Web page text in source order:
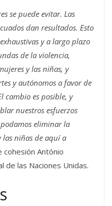
se puede evitar. Las
dan resultados. Esto
y a largo plazo
de la violencia,
y las niñas, y
y autónomos a favor de
cambio es posible, y
nuestros esfuerzos
eliminar la
las niñas de aquí a
António
de las Naciones Unidas.